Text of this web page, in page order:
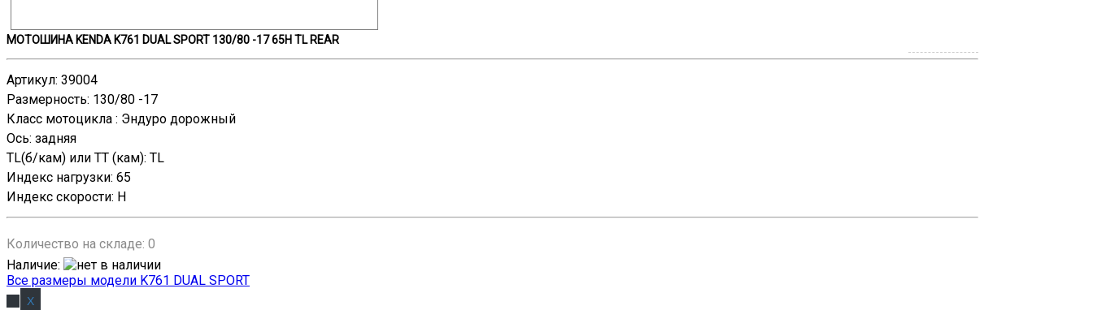
МОТОШИНА KENDA K761 DUAL SPORT 130/80 -17 65H TL REAR
Артикул: 39004
Размерность: 130/80 -17
Класс мотоцикла : Эндурo дорожный
Ось: задняя
TL(б/кам) или TT (кам): TL
Индекс нагрузки: 65
Индекс скорости: H
Количество на складе: 0
Наличие:
Все размеры модели K761 DUAL SPORT